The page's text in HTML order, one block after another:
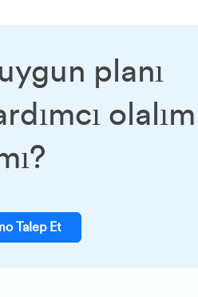
planı
olalım
Talep Et